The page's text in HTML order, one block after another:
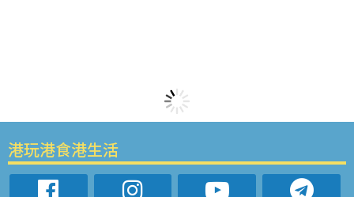
港玩港食港生活